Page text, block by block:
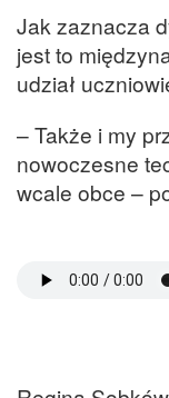
Jak zaznacza
jest to
udział
– Także i my
nowoczesne
wcale obce –